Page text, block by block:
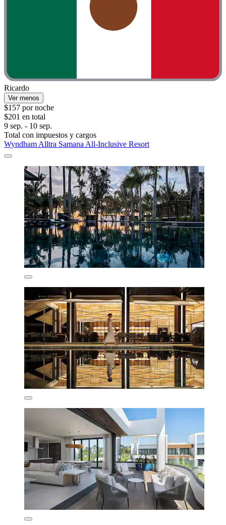
Ricardo
Ver menos
$157 por noche
$201 en total
9 sep. - 10 sep.
Total con impuestos y cargos
Wyndham Alltra Samana All-Inclusive Resort